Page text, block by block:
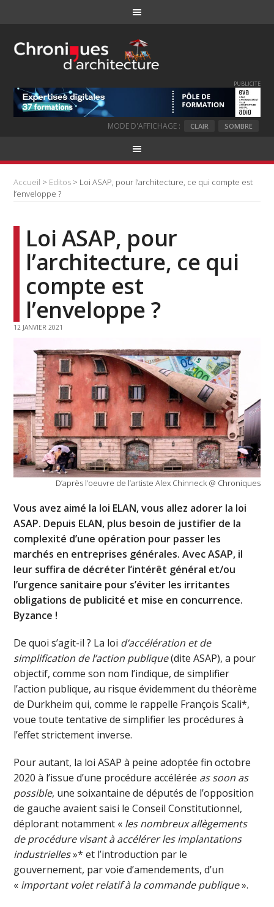
PUBLICITE
MODE D'AFFICHAGE : CLAIR SOMBRE
Accueil > Editos > Loi ASAP, pour l’architecture, ce qui compte est
l’enveloppe ?
Loi ASAP, pour
l’architecture, ce qui
compte est
l’enveloppe ?
12 JANVIER 2021
D’après l’oeuvre de l’artiste Alex Chinneck @ Chroniques
Vous avez aimé la loi ELAN, vous allez adorer la loi
ASAP. Depuis ELAN, plus besoin de justifier de la
complexité d’une opération pour passer les
marchés en entreprises générales. Avec ASAP, il
leur suffira de décréter l’intérêt général et/ou
l’urgence sanitaire pour s’éviter les irritantes
obligations de publicité et mise en concurrence.
Byzance !
De quoi s’agit-il ? La loi d’accélération et de
simplification de l’action publique(dite ASAP), a pour
objectif, comme son nom l’indique, de simplifier
l’action publique, au risque évidemment du théorème
de Durkheim qui, comme le rappelle François Scali*,
voue toute tentative de simplifier les procédures à
l’effet strictement inverse.
Pour autant, la loi ASAP à peine adoptée fin octobre
2020 à l’issue d’une procédure accélérée as soon as
possible, une soixantaine de députés de l’opposition
de gauche avaient saisi le Conseil Constitutionnel,
déplorant notamment « les nombreux allègements
de procédure visant à accélérer les implantations
industrielles»* et l’introduction par le
gouvernement, par voie d’amendements, d’un
« important volet relatif à la commande publique».